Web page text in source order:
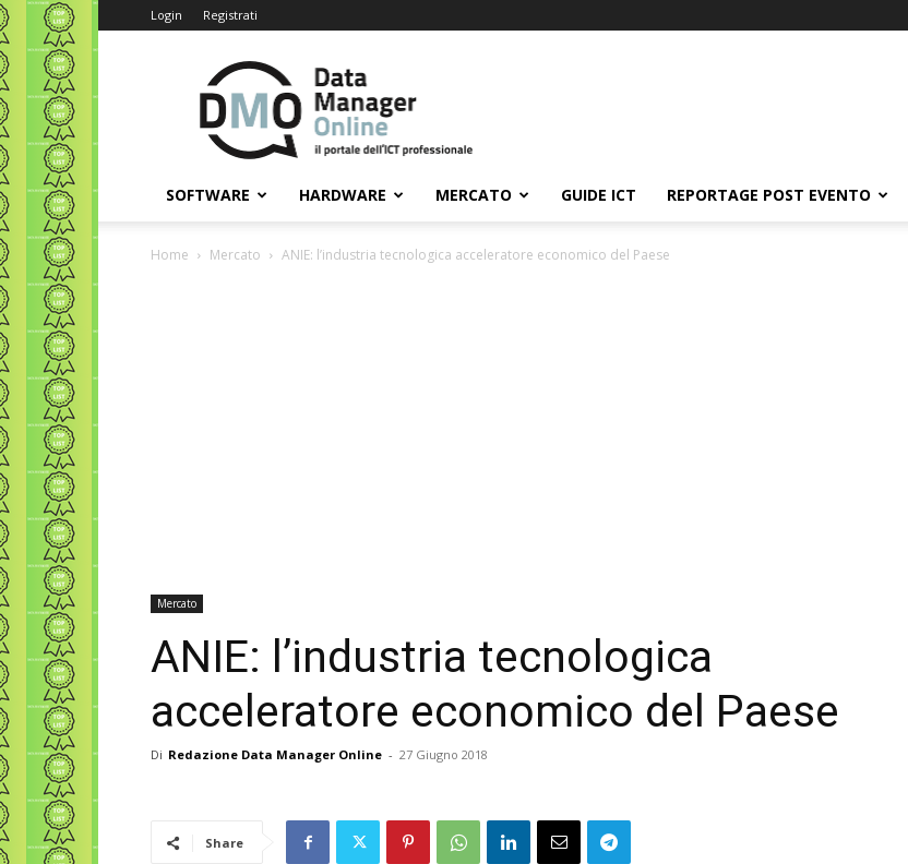
Login Registrati
Data
Manager
Online
SOFTWARE HARDWARE MERCATO GUIDE ICT REPORTAGE POST EVENTO
Home Mercato ANIE: l’industria tecnologica acceleratore economico del Paese
Mercato
ANIE: l’industria tecnologica
acceleratore economico del Paese
Di Redazione Data Manager Online - 27 Giugno 2018
Share